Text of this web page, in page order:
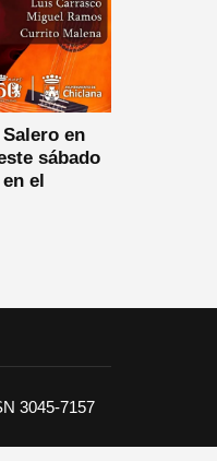
en
sábado
el
3045-7157